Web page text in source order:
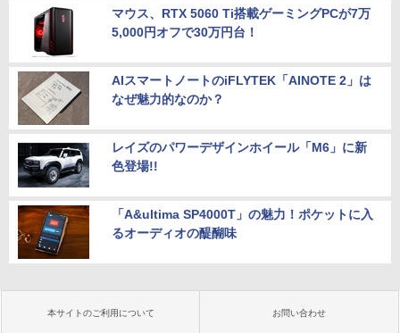
マウス、RTX 5060 Ti搭載ゲーミングPCが7万
5,000円オフで30万円台！
AIスマートノートのiFLYTEK「AINOTE 2」は
なぜ魅力的なのか？
レイズのパワーデザインホイール「M6」に新
色登場!!
「A&ultima SP4000T」の魅力！ポケットに入
るオーディオの醍醐味
本サイトのご利用について お問い合わせ